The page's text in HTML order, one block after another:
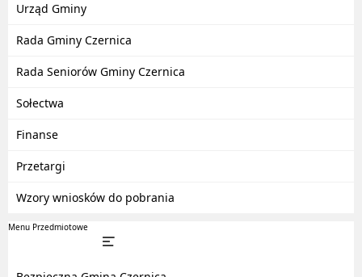
Urząd Gminy
Rada Gminy Czernica
Rada Seniorów Gminy Czernica
Sołectwa
Finanse
Przetargi
Wzory wniosków do pobrania
Menu Przedmiotowe